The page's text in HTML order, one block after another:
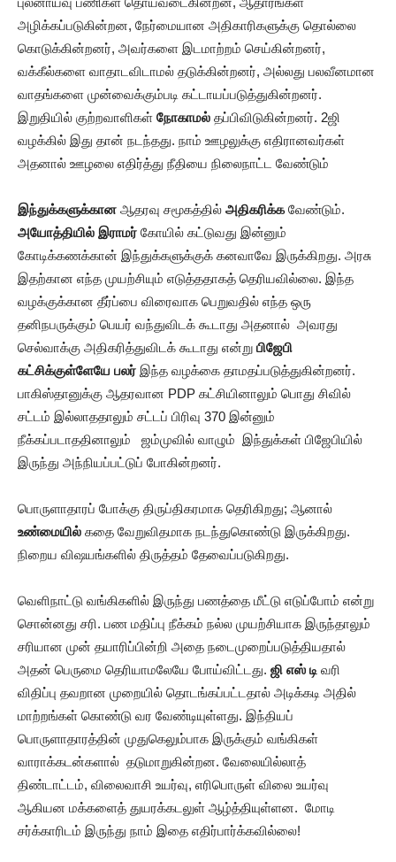
அழிக்கப்படுகின்றன, நேர்மையான அதிகாரிகளுக்கு தொல்லை
கொடுக்கின்றனர், அவர்களை இடமாற்றம் செய்கின்றனர்,
வக்கீல்களை வாதாடவிடாமல் தடுக்கின்றனர், அல்லது பலவீனமான
வாதங்களை முன்வைக்கும்படி கட்டாயப்படுத்துகின்றனர்.
இறுதியில் குற்றவாளிகள் நோகாமல் தப்பிவிடுகின்றனர். 2ஜி
வழக்கில் இது தான் நடந்தது. நாம் ஊழலுக்கு எதிரானவர்கள்
அதனால் ஊழலை எதிர்த்து நீதியை நிலைநாட்ட வேண்டும்
இந்துக்களுக்கான ஆதரவு சமூகத்தில் அதிகரிக்கவேண்டும்.
அயோத்தியில் இராமர் கோயில் கட்டுவது இன்னும்
கோடிக்கணக்கான் இந்துக்களுக்குக் கனவாவே இருக்கிறது. அரசு
இதற்கான எந்த முயற்சியும் எடுத்ததாகத் தெரியவில்லை. இந்த
வழக்குக்கான தீர்ப்பை விரைவாக பெறுவதில் எந்த ஒரு
தனிநபருக்கும் பெயர் வந்துவிடக் கூடாது அதனால் அவரது
செல்வாக்கு அதிகரித்துவிடக் கூடாது என்று பிஜேபி
கட்சிக்குள்ளேயே பலர் இந்த வழக்கை தாமதப்படுத்துகின்றனர்.
பாகிஸ்தானுக்கு ஆதரவான PDP கட்சியினாலும் பொது சிவில்
சட்டம் இல்லாததாலும் சட்டப் பிரிவு 370 இன்னும்
நீக்கப்படாததினாலும் ஜம்முவில் வாழும் இந்துக்கள் பிஜேபியில்
இருந்து அந்நியப்பட்டுப் போகின்றனர்.
பொருளாதாரப் போக்கு திருப்திகரமாக தெரிகிறது; ஆனால்
உண்மையில் கதை வேறுவிதமாக நடந்துகொண்டு இருக்கிறது.
நிறைய விஷயங்களில் திருத்தம் தேவைப்படுகிறது.
வெளிநாட்டு வங்கிகளில் இருந்து பணத்தை மீட்டு எடுப்போம் என்று
சொன்னது சரி. பண மதிப்பு நீக்கம் நல்ல முயற்சியாக இருந்தாலும்
சரியான முன் தயாரிப்பின்றி அதை நடைமுறைப்படுத்தியதால்
அதன் பெருமை தெரியாமலேயே போய்விட்டது. ஜி எஸ் டி வரி
விதிப்பு தவறான முறையில் தொடங்கப்பட்டதால் அடிக்கடி அதில்
மாற்றங்கள் கொண்டு வர வேண்டியுள்ளது. இந்தியப்
பொருளாதாரத்தின் முதுகெலும்பாக இருக்கும் வங்கிகள்
வாராக்கடன்களால் தடுமாறுகின்றன. வேலையில்லாத்
திண்டாட்டம், விலைவாசி உயர்வு, எரிபொருள் விலை உயர்வு
ஆகியன மக்களைத் துயரக்கடலுள் ஆழ்த்தியுள்ளன. மோடி
சர்க்காரிடம் இருந்து நாம் இதை எதிர்பார்க்கவில்லை!